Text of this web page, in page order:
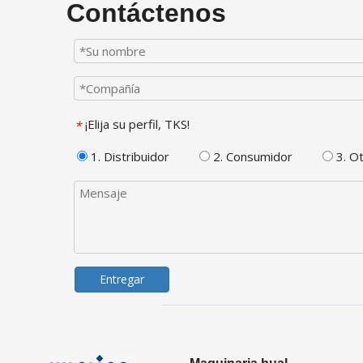
Contáctenos
* ¡Elija su perfil, TKS!
1. Distribuidor
2. Consumidor 3.
Entregar